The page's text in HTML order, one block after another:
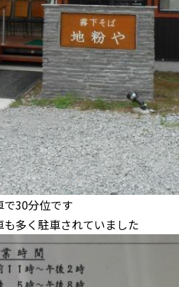
30分位です
多く駐車されていました